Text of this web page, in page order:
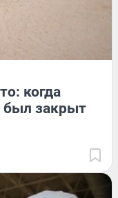
когда
был закрыт